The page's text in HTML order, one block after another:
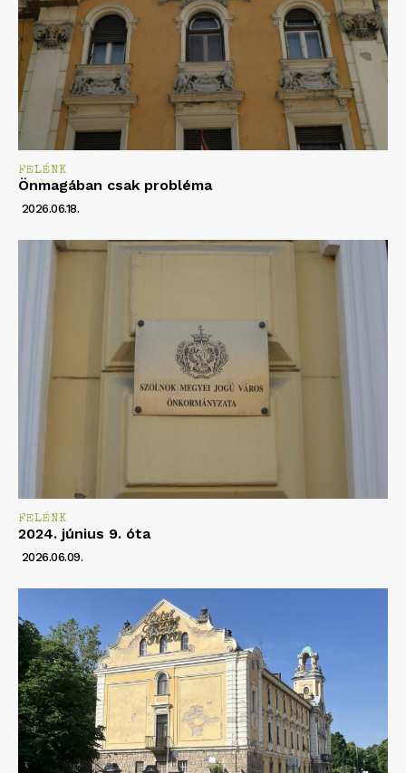
FELÉNK
Önmagában csak probléma
2026.06.18.
FELÉNK
2024. június 9. óta
2026.06.09.